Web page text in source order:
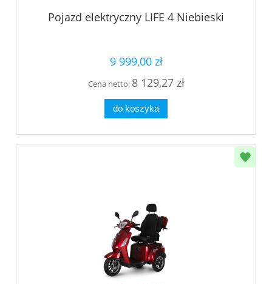
Pojazd elektryczny LIFE 4 Niebieski
9 999,00 zł
Cena netto: 8 129,27 zł
do koszyka